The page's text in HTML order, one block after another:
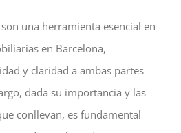
una herramienta esencial en
en Barcelona,
y claridad a ambas partes
dada su importancia y las
conllevan, es fundamental